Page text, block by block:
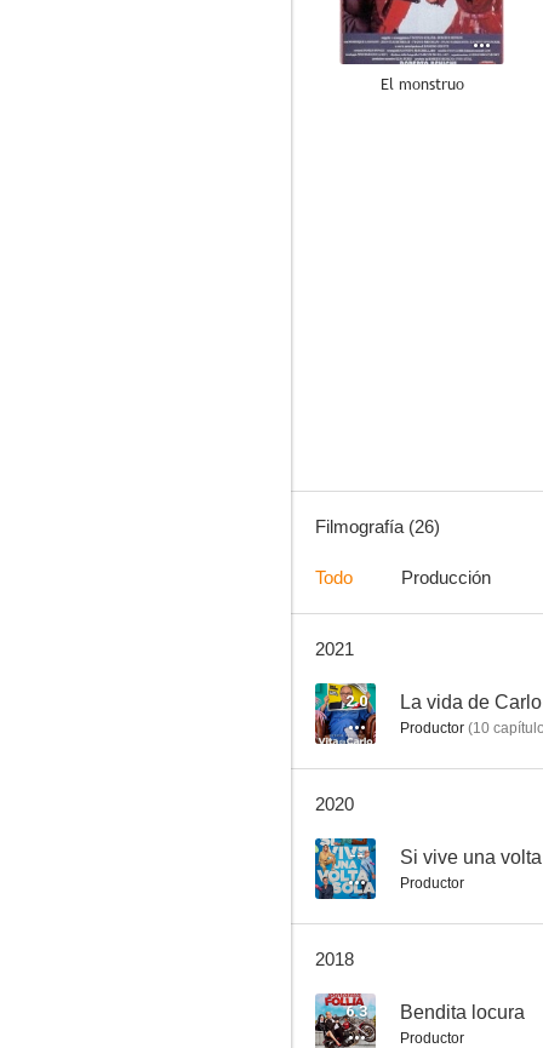
El monstruo
Si vive una volta sola
--
Filmografía (26)
Todo Producción
2021
2.0 La vida de Carlo
Productor (10
2020
-- Si vive una
Productor
2018
6.3 Bendita locura
Productor